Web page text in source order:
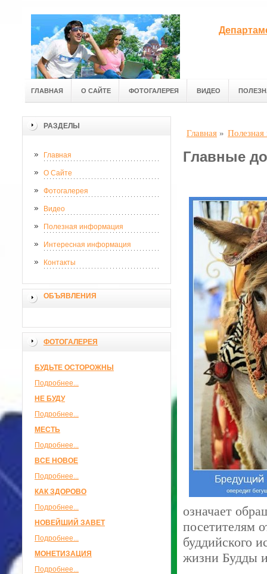
ГЛАВНАЯ О САЙТЕ ФОТОГАЛЕРЕЯ ВИДЕО
РАЗДЕЛЫ
Главная
О Сайте
Фотогалерея
Видео
Полезная информация
Интересная информация
Контакты
ОБЪЯВЛЕНИЯ
ФОТОГАЛЕРЕЯ
БУДЬТЕ ОСТОРОЖНЫ
Подробнее...
НЕ БУДУ
Подробнее...
МЕСТЬ
Подробнее...
ВСЕ НОВОЕ
Подробнее...
КАК ЗДОРОВО
Подробнее...
НОВЕЙШИЙ ЗАВЕТ
Подробнее...
МОНЕТИЗАЦИЯ
Подробнее...
Главная »
Главные
означает
посетителям
буддийского
жизни Будды